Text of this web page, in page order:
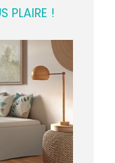
PLAIRE !